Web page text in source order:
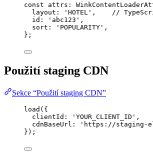
const attrs :
layout:
' HOTEL ' ,
//
id:
' abc123 ' ,
sort:
' POPULARITY ' ,
} ;
Použití staging CDN
Sekce “Použití staging CDN”
load ({
clientId:
' YOUR_CLIENT_ID ' ,
cdnBaseUrl:
' https://staging-
});